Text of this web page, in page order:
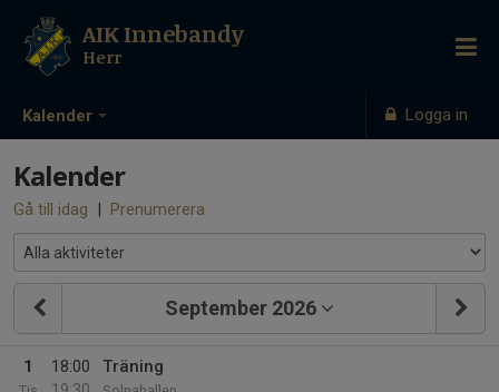
Kalender Logga in
AIK Innebandy
Herr
Kalender
Gå till idag | Prenumerera
September 2026
1
18:00
Träning